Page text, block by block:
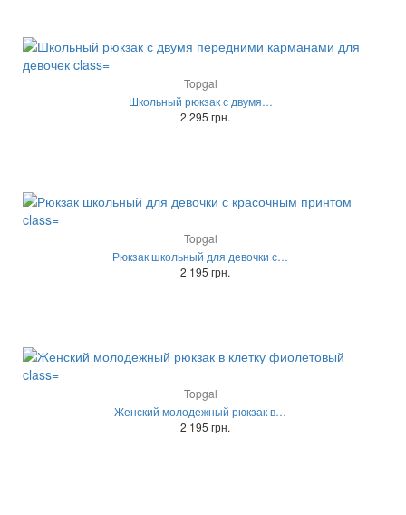
Topgal
Школьный рюкзак с двумя…
2 295 грн.
Topgal
Рюкзак школьный для девочки с…
2 195 грн.
Topgal
Женский молодежный рюкзак в…
2 195 грн.